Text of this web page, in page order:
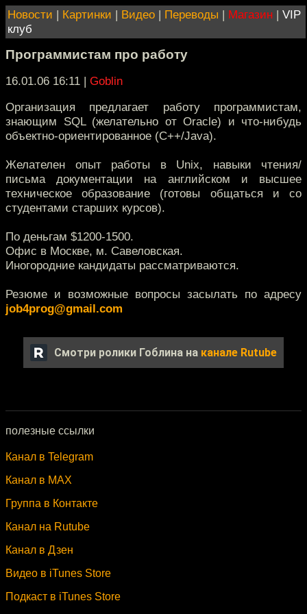
Новости | Картинки | Видео | Переводы | Магазин | VIP
клуб
Программистам про работу
16.01.06 16:11 | Goblin
Организация предлагает работу программистам,
знающим SQL (желательно от Oracle) и что-нибудь
объектно-ориентированное (С++/Java).
Желателен опыт работы в Unix, навыки чтения/
письма документации на английском и высшее
техническое образование (готовы общаться и со
студентами старших курсов).
По деньгам $1200-1500.
Офис в Москве, м. Савеловская.
Иногородние кандидаты рассматриваются.
Резюме и возможные вопросы засылать по адресу
job4prog@gmail.com
Смотри ролики Гоблина на канале Rutube
полезные ссылки
Канал в Telegram
Канал в MAX
Группа в Контакте
Канал на Rutube
Канал в Дзен
Видео в iTunes Store
Подкаст в iTunes Store